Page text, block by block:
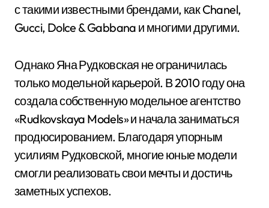
с такими известными брендами, как Chanel,
Gucci, Dolce & Gabbana и многими другими.
Однако Яна Рудковская не ограничилась
только модельной карьерой. В 2010 году она
создала собственную модельное агентство
«Rudkovskaya Models» и начала заниматься
продюсированием. Благодаря упорным
усилиям Рудковской, многие юные модели
смогли реализовать свои мечты и достичь
заметных успехов.